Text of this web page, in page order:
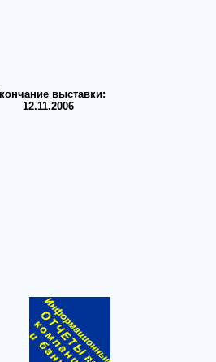
выставки:
12.11.2006